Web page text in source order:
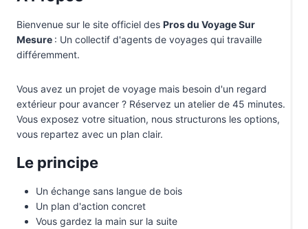
Bienvenue sur le site officiel des Pros du Voyage Sur
Mesure : Un collectif d'agents de voyages qui travaille
différemment.
Vous avez un projet de voyage mais besoin d'un regard
extérieur pour avancer ? Réservez un atelier de 45 minutes.
Vous exposez votre situation, nous structurons les options,
vous repartez avec un plan clair.
Le principe
Un échange sans langue de bois
Un plan d'action concret
Vous gardez la main sur la suite